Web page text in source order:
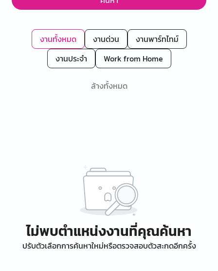
งานทั้งหมด งานด่วน
งานพาร์ทไทม์
งานประจำ
Work from Home
ล้างทั้งหมด
ไม่พบตำแหน่งงานที่คุณค้นหา
ปรับตัวเลือกการค้นหาใหม่หรือตรวจสอบตัวสะกดอีกครั้ง